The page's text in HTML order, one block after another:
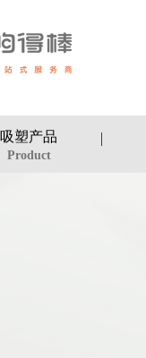
吸塑产品
Product